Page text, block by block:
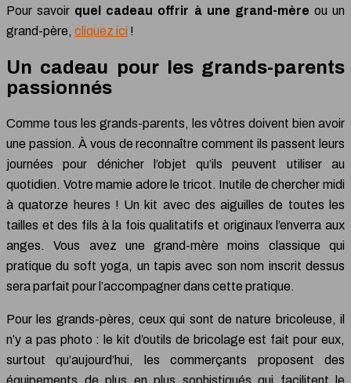
Pour savoir quel cadeau offrir à une grand-mère ou un
grand-père, cliquez ici !
Un cadeau pour les grands-parents
passionnés
Comme tous les grands-parents, les vôtres doivent bien avoir
une passion. À vous de reconnaître comment ils passent leurs
journées pour dénicher l’objet qu’ils peuvent utiliser au
quotidien. Votre mamie adore le tricot. Inutile de chercher midi
à quatorze heures ! Un kit avec des aiguilles de toutes les
tailles et des fils à la fois qualitatifs et originaux l’enverra aux
anges. Vous avez une grand-mère moins classique qui
pratique du soft yoga, un tapis avec son nom inscrit dessus
sera parfait pour l’accompagner dans cette pratique.
Pour les grands-pères, ceux qui sont de nature bricoleuse, il
n’y a pas photo : le kit d’outils de bricolage est fait pour eux,
surtout qu’aujourd’hui, les commerçants proposent des
équipements de plus en plus sophistiqués qui facilitent le